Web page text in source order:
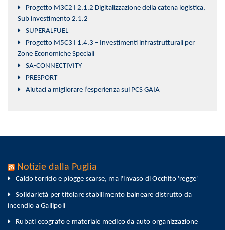
Progetto M3C2 I 2.1.2 Digitalizzazione della catena logistica,
Sub investimento 2.1.2
SUPERALFUEL
Progetto M5C3 I 1.4.3 – Investimenti infrastrutturali per
Zone Economiche Speciali
SA-CONNECTIVITY
PRESPORT
Aiutaci a migliorare l’esperienza sul PCS GAIA
Notizie dalla Puglia
Caldo torrido e piogge scarse, ma l'invaso di Occhito 'regge'
Solidarietà per titolare stabilimento balneare distrutto da
incendio a Gallipoli
Rubati ecografo e materiale medico da auto organizzazione